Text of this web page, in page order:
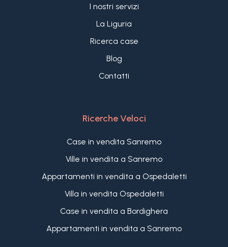
I nostri servizi
La Liguria
Ricerca case
Blog
Contatti
Ricerche Veloci
Case in vendita Sanremo
Ville in vendita a Sanremo
Appartamenti in vendita a Ospedaletti
Villa in vendita Ospedaletti
Case in vendita a Bordighera
Appartamenti in vendita a Sanremo